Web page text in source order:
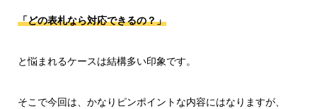
「どの表札なら対応できるの？」
と悩まれるケースは結構多い印象です。
そこで今回は、かなりピンポイントな内容にはなりますが、